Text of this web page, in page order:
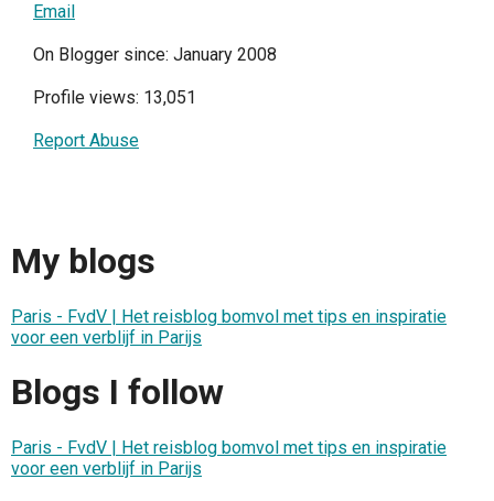
Email
On Blogger since: January 2008
Profile views: 13,051
Report Abuse
My blogs
Paris - FvdV | Het reisblog bomvol met tips en inspiratie
voor een verblijf in Parijs
Blogs I follow
Paris - FvdV | Het reisblog bomvol met tips en inspiratie
voor een verblijf in Parijs